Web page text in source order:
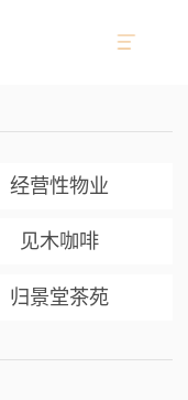
经营性物业
见木咖啡
归景堂茶苑